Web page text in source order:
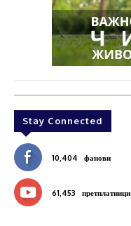
Stay Connected
10,404 фанови
61,453 претплатници